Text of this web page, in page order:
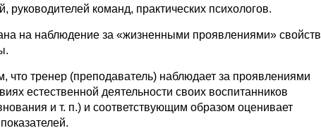
руководителей команд, практических психологов.
на наблюдение за «жизненными проявлениями» свойств
что тренер (преподаватель) наблюдает за проявлениями
естественной деятельности своих воспитанников
и т. п.) и соответствующим образом оценивает